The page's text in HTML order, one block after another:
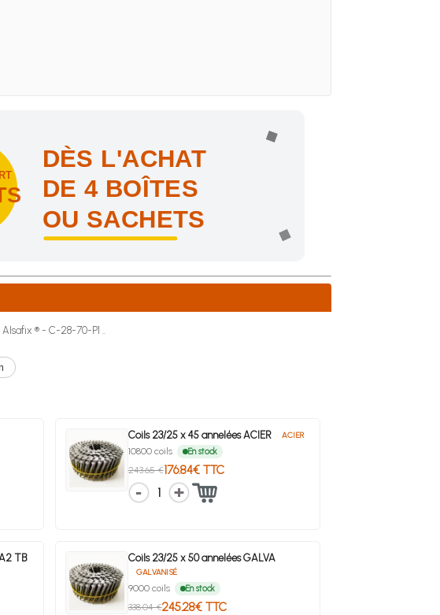
DÈS L'ACHAT
DE 4 BOÎTES
OU SACHETS
métropolitaine !
® - C-28-70-P1 ..
Coils 23/25 x 45 annelées ACIER ACIER
10800 coils En stock
243.65 €176.84€ TTC
1
TB Coils 23/25 x 50 annelées GALVA
GALVANISÉ
9000 coils En stock
338.04 €245.28€ TTC